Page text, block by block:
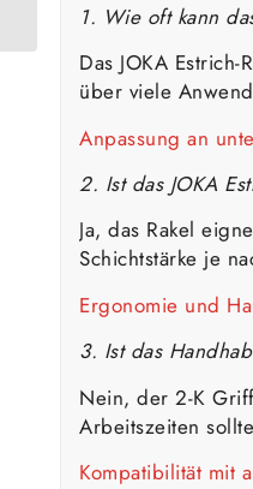
1. Wie oft kann
Das JOKA
über viele
Anpassung an
2. Ist das JOKA
Ja, das Rakel
Schichtstärke je
Ergonomie und
3. Ist das
Nein, der 2-K
Arbeitszeiten
Kompatibilität mit